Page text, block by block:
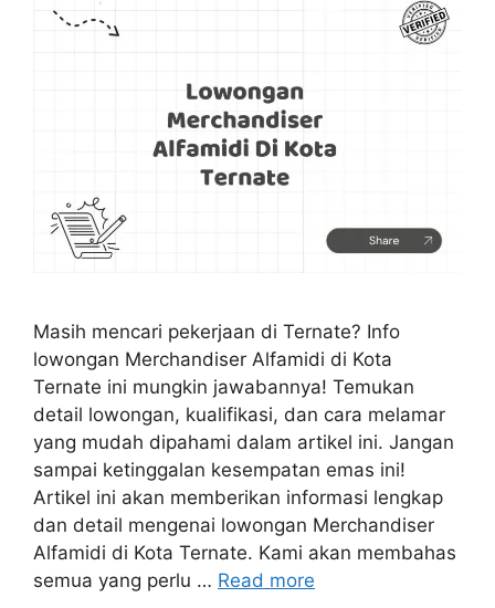
Masih mencari pekerjaan di Ternate? Info
lowongan Merchandiser Alfamidi di Kota
Ternate ini mungkin jawabannya! Temukan
detail lowongan, kualifikasi, dan cara melamar
yang mudah dipahami dalam artikel ini. Jangan
sampai ketinggalan kesempatan emas ini!
Artikel ini akan memberikan informasi lengkap
dan detail mengenai lowongan Merchandiser
Alfamidi di Kota Ternate. Kami akan membahas
semua yang perlu … Read more